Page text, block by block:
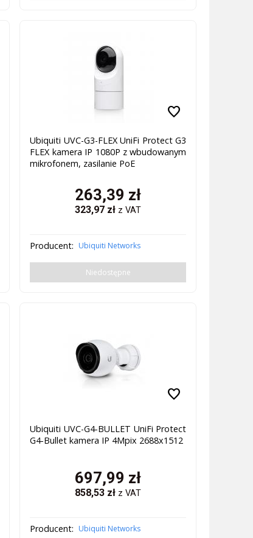
favorite
Ubiquiti UVC-G3-FLEX UniFi Protect G3
FLEX kamera IP 1080P z wbudowanym
mikrofonem, zasilanie PoE
263,39 zł
323,97 zł z VAT
Producent: Ubiquiti Networks
Niedostępne
favorite
Ubiquiti UVC-G4-BULLET UniFi Protect
G4-Bullet kamera IP 4Mpix 2688x1512
697,99 zł
858,53 zł z VAT
Producent: Ubiquiti Networks